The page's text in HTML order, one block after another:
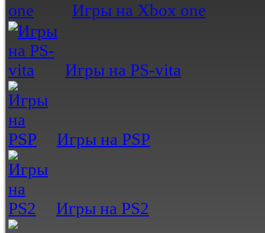
Игры на Xbox one
Игры на PS-vita
Игры на PSP
Игры на PS2